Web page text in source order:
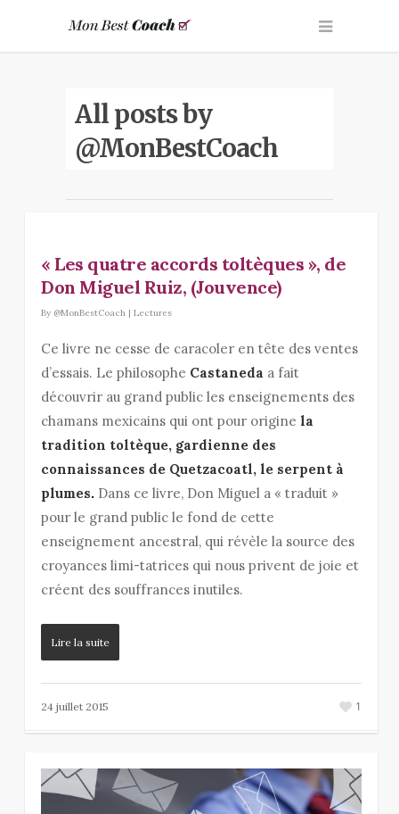
All posts by
@MonBestCoach
« Les quatre accords toltèques », de
Don Miguel Ruiz, (Jouvence)
By @MonBestCoach | Lectures
Ce livre ne cesse de caracoler en tête des ventes
d’essais. Le philosophe Castaneda a fait
découvrir au grand public les enseignements des
chamans mexicains qui ont pour origine la
tradition toltèque, gardienne des
connaissances de Quetzacoatl, le serpent à
plumes. Dans ce livre, Don Miguel a « traduit »
pour le grand public le fond de cette
enseignement ancestral, qui révèle la source des
croyances limi-tatrices qui nous privent de joie et
créent des souffrances inutiles.
Lire la suite
24 juillet 2015 1